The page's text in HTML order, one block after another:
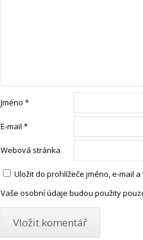
Jméno *
E-mail *
Webová stránka
Uložit do prohlížeče jméno, e-mail
Vaše osobní údaje budou použity